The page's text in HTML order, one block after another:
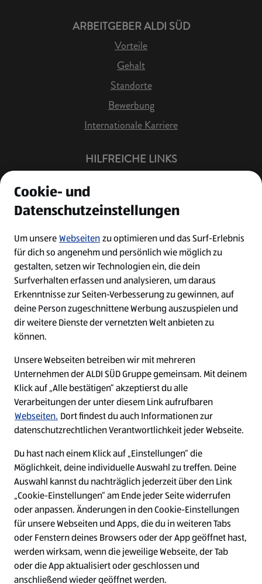
ARBEITGEBER ALDI SÜD
Vorteile
Gehalt
Standorte
Bewerbung
Internationale Karriere
HILFREICHE LINKS
Job Benachrichtigung
Bewerberkonto
Leichte Sprache
Kontakt
W
i
r
d
a
u
f
W
i
r
d
a
u
f
W
i
r
d
a
u
f
W
i
r
d
a
Cookie - Liste
Datenschutz
Cookie- und
Datenschutzeinstellungen
Um unsereWebseitenzu optimieren und das Surf-Erlebnis
für dich so angenehm und persönlich wie möglich zu
gestalten, setzen wir Technologien ein, die dein
Surfverhalten erfassen und analysieren, um daraus
Erkenntnisse zur Seiten-Verbesserung zu gewinnen, auf
deine Person zugeschnittene Werbung auszuspielen und
dir weitere Dienste der vernetzten Welt anbieten zu
können.
Unsere Webseiten betreiben wir mit mehreren
Unternehmen der ALDI SÜD Gruppe gemeinsam. Mit deinem
Klick auf „Alle bestätigen“ akzeptierst du alle
Verarbeitungen der unter diesem Link aufrufbaren
Webseiten. Dort findest du auch Informationen zur
datenschutzrechtlichen Verantwortlichkeit jeder Webseite.
Du hast nach einem Klick auf „Einstellungen“ die
Möglichkeit, deine individuelle Auswahl zu treffen. Deine
Auswahl kannst du nachträglich jederzeit über den Link
„Cookie-Einstellungen“ am Ende jeder Seite widerrufen
oder anpassen. Änderungen in den Cookie-Einstellungen
für unsere Webseiten und Apps, die du in weiteren Tabs
oder Fenstern deines Browsers oder der App geöffnet hast,
werden wirksam, wenn die jeweilige Webseite, der Tab
oder die App aktualisiert oder geschlossen und
anschließend wieder geöffnet werden.